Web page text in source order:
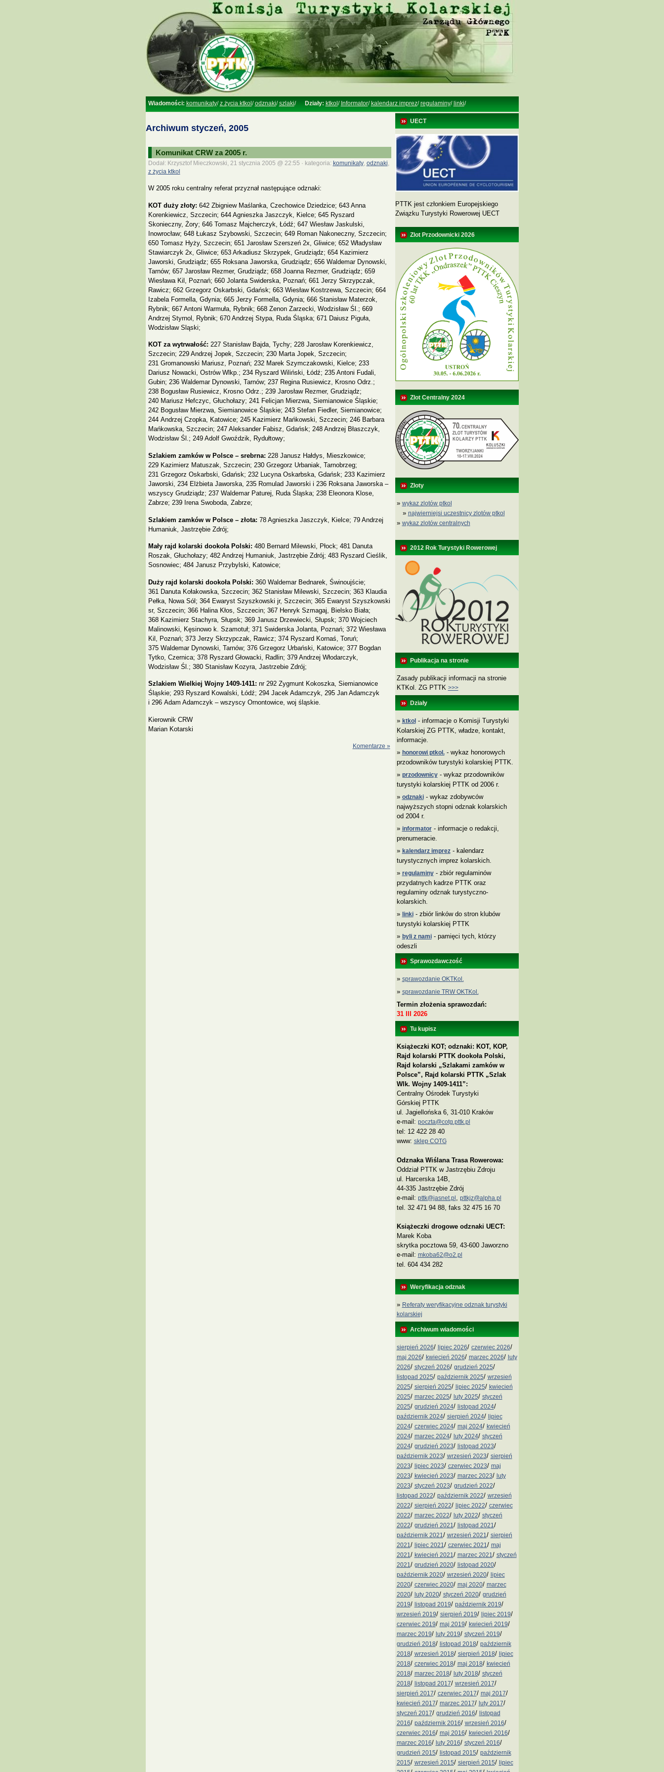
Wiadomości: komunikaty/z życia ktkol /odznaki/szlaki/ Działy: ktkol / Informator/ kalendarz imprez/regulaminy/ linki/
Archiwum styczeń, 2005
Komunikat CRW za 2005 r.
Dodał: Krzysztof Mieczkowski, 21 stycznia 2005 @ 22:55 · kategoria: komunikaty, odznaki
z życia ktkol
W 2005 roku centralny referat przyznał następujące odznaki:
KOT duży złoty: 642 Zbigniew Maślanka, Czechowice Dziedzice; 643 Anna
Korenkiewicz, Szczecin; 644 Agnieszka Jaszczyk, Kielce; 645 Ryszard
Skonieczny, Żory; 646 Tomasz Majcherczyk, Łódź; 647 Wiesław Jaskulski,
Inowrocław; 648 Łukasz Szybowski, Szczecin; 649 Roman Nakoneczny, Szczecin;
650 Tomasz Hyży, Szczecin; 651 Jarosław Szerszeń 2x, Gliwice; 652 Władysław
Stawiarczyk 2x, Gliwice; 653 Arkadiusz Skrzypek, Grudziądz; 654 Kazimierz
Jaworski, Grudziądz; 655 Roksana Jaworska, Grudziądz; 656 Waldemar Dynowski,
Tarnów; 657 Jarosław Rezmer, Grudziądz; 658 Joanna Rezmer, Grudziądz; 659
Wiesława Kil, Poznań; 660 Jolanta Swiderska, Poznań; 661 Jerzy Skrzypczak,
Rawicz; 662 Grzegorz Oskarbski, Gdańsk; 663 Wiesław Kostrzewa, Szczecin; 664
Izabela Formella, Gdynia; 665 Jerzy Formella, Gdynia; 666 Stanisław Materzok,
Rybnik; 667 Antoni Warmuła, Rybnik; 668 Zenon Zarzecki, Wodzisław Śl.; 669
Andrzej Styrnol, Rybnik; 670 Andrzej Stypa, Ruda Śląska; 671 Daiusz Piguła,
Wodzisław Sląski;
KOT za wytrwałość: 227 Stanisław Bajda, Tychy; 228 Jarosław Korenkiewicz,
Szczecin; 229 Andrzej Jopek, Szczecin; 230 Marta Jopek, Szczecin;
231 Gromanowski Mariusz, Poznań; 232 Marek Szymczakowski, Kielce; 233
Dariusz Nowacki, Ostrów Wlkp.; 234 Ryszard Wiliński, Łódź; 235 Antoni Fudali,
Gubin; 236 Waldemar Dynowski, Tarnów; 237 Regina Rusiewicz, Krosno Odrz.;
238 Bogusław Rusiewicz, Krosno Odrz.; 239 Jarosław Rezmer, Grudziądz;
240 Mariusz Hefczyc, Głuchołazy; 241 Felicjan Mierzwa, Siemianowice Śląskie;
242 Bogusław Mierzwa, Siemianowice Śląskie; 243 Stefan Fiedler, Siemianowice;
244 Andrzej Czopka, Katowice; 245 Kazimierz Mańkowski, Szczecin; 246 Barbara
Mańkowska, Szczecin; 247 Aleksander Fabisz, Gdańsk; 248 Andrzej Błaszczyk,
Wodzisław Śl.; 249 Adolf Gwoździk, Rydułtowy;
Szlakiem zamków w Polsce – srebrna: 228 Janusz Hałdys, Mieszkowice;
229 Kazimierz Matuszak, Szczecin; 230 Grzegorz Urbaniak, Tarnobrzeg;
231 Grzegorz Oskarbski, Gdańsk; 232 Lucyna Oskarbska, Gdańsk; 233 Kazimierz
Jaworski, 234 Elżbieta Jaworska, 235 Romulad Jaworski i 236 Roksana Jaworska –
wszyscy Grudziądz; 237 Waldemar Paturej, Ruda Śląska; 238 Eleonora Klose,
Zabrze; 239 Irena Swoboda, Zabrze;
Szlakiem zamków w Polsce – złota: 78 Agnieszka Jaszczyk, Kielce; 79 Andrzej
Humaniuk, Jastrzębie Zdrój;
Mały rajd kolarski dookoła Polski: 480 Bernard Milewski, Płock; 481 Danuta
Roszak, Głuchołazy; 482 Andrzej Humaniuk, Jastrzębie Zdrój; 483 Ryszard Cieślik,
Sosnowiec; 484 Janusz Przybylski, Katowice;
Duży rajd kolarski dookoła Polski: 360 Waldemar Bednarek, Świnoujście;
361 Danuta Kołakowska, Szczecin; 362 Stanisław Milewski, Szczecin; 363 Klaudia
Pełka, Nowa Sól; 364 Ewaryst Szyszkowski jr, Szczecin; 365 Ewaryst Szyszkowski
sr, Szczecin; 366 Halina Kłos, Szczecin; 367 Henryk Szmagaj, Bielsko Biała;
368 Kazimierz Stachyra, Słupsk; 369 Janusz Drzewiecki, Słupsk; 370 Wojciech
Malinowski, Kęsinowo k. Szamotuł; 371 Swiderska Jolanta, Poznań; 372 Wiesława
Kil, Poznań; 373 Jerzy Skrzypczak, Rawicz; 374 Ryszard Kornaś, Toruń;
375 Waldemar Dynowski, Tarnów; 376 Grzegorz Urbański, Katowice; 377 Bogdan
Tytko, Czernica; 378 Ryszard Głowacki, Radlin; 379 Andrzej Włodarczyk,
Wodzisław Śl.; 380 Stanisław Kozyra, Jastrzebie Zdrój;
Szlakiem Wielkiej Wojny 1409-1411: nr 292 Zygmunt Kokoszka, Siemianowice
Śląskie; 293 Ryszard Kowalski, Łódź; 294 Jacek Adamczyk, 295 Jan Adamczyk
i 296 Adam Adamczyk – wszyscy Ornontowice, woj śląskie.
Kierownik CRW
Marian Kotarski
Komentarze »
UECT
PTTK jest członkiem Europejskiego
Związku Turystyki Rowerowej UECT
Zlot Przodownicki 2026
Zlot Centralny 2024
Zloty
» wykaz zlotów ptkol
» najwierniejsi uczestnicy zlotów ptkol
» wykaz zlotów centralnych
2012 Rok Turystyki Rowerowej
Publikacja na stronie
Zasady publikacji informacji na stronie
KTKol. ZG PTTK >>>
Działy
» ktkol- informacje o Komisji Turystyki
Kolarskiej ZG PTTK, władze, kontakt,
informacje.
» honorowi ptkol.- wykaz honorowych
przodowników turystyki kolarskiej PTTK.
» przodownicy- wykaz przodowników
turystyki kolarskiej PTTK od 2006 r.
» odznaki- wykaz zdobywców
najwyższych stopni odznak kolarskich
od 2004 r.
» informator- informacje o redakcji,
prenumeracie.
» kalendarz imprez- kalendarz
turystycznych imprez kolarskich.
» regulaminy- zbiór regulaminów
przydatnych kadrze PTTK oraz
regulaminy odznak turystyczno-
kolarskich.
» linki- zbiór linków do stron klubów
turystyki kolarskiej PTTK
» byli z nami- pamięci tych, którzy
odeszli
Sprawozdawczość
» sprawozdanie OKTKol.
» sprawozdanie TRW OKTKol.
Termin złożenia sprawozdań:
31 III 2026
Tu kupisz
Książeczki KOT; odznaki: KOT, KOP,
Rajd kolarski PTTK dookoła Polski,
Rajd kolarski „Szlakami zamków w
Polsce”, Rajd kolarski PTTK „Szlak
Wlk. Wojny 1409-1411”:
Centralny Ośrodek Turystyki
Górskiej PTTK
ul. Jagiellońska 6, 31-010 Kraków
e-mail: poczta@cotg.pttk.pl
tel: 12 422 28 40
www: sklep COTG
Odznaka Wiślana Trasa Rowerowa:
Oddział PTTK w Jastrzębiu Zdroju
ul. Harcerska 14B,
44-335 Jastrzębie Zdrój
e-mail: pttk@jasnet.pl pttkjz@alpha.pl
tel. 32 471 94 88, faks 32 475 16 70
Książeczki drogowe odznaki UECT:
Marek Koba
skrytka pocztowa 59, 43-600 Jaworzno
e‑mail: mkoba62@o2.pl
tel. 604 434 282
Weryfikacja odznak
» Referaty weryfikacyjne odznak turystyki
kolarskiej
Archiwum wiadomości
sierpień 2026/ lipiec 2026/ czerwiec 2026/
maj 2026/ kwiecień 2026/ marzec 2026/ luty
2026/ styczeń 2026/ grudzień 2025/
listopad 2025/ październik 2025/ wrzesień
2025/ sierpień 2025/ lipiec 2025/ kwiecień
2025/ marzec 2025/ luty 2025/ styczeń
2025/ grudzień 2024/ listopad 2024/
październik 2024/ sierpień 2024/ lipiec
2024/ czerwiec 2024/ maj 2024/ kwiecień
2024/ marzec 2024/ luty 2024/ styczeń
2024/ grudzień 2023/ listopad 2023/
październik 2023/ wrzesień 2023/ sierpień
2023/ lipiec 2023/ czerwiec 2023/ maj
2023/ kwiecień 2023/ marzec 2023/ luty
2023/ styczeń 2023/ grudzień 2022/
listopad 2022/ październik 2022/ wrzesień
2022/ sierpień 2022/ lipiec 2022/ czerwiec
2022/ marzec 2022/ luty 2022/ styczeń
2022/ grudzień 2021 / listopad 2021 /
październik 2021 / wrzesień 2021 / sierpień
2021 / lipiec 2021 / czerwiec 2021 / maj
2021 / kwiecień 2021 / marzec 2021 / styczeń
2021 / grudzień 2020/ listopad 2020/
październik 2020/ wrzesień 2020/ lipiec
2020/ czerwiec 2020/ maj 2020/ marzec
2020/ luty 2020/ styczeń 2020/ grudzień
2019/ listopad 2019/ październik 2019/
wrzesień 2019/ sierpień 2019/ lipiec 2019/
czerwiec 2019/ maj 2019/ kwiecień 2019/
marzec 2019/ luty 2019/ styczeń 2019/
grudzień 2018/ listopad 2018/ październik
2018/ wrzesień 2018/ sierpień 2018/ lipiec
2018/ czerwiec 2018/ maj 2018/ kwiecień
2018/ marzec 2018/ luty 2018/ styczeń
2018/ listopad 2017/ wrzesień 2017/
sierpień 2017/ czerwiec 2017/ maj 2017/
kwiecień 2017/ marzec 2017/ luty 2017/
styczeń 2017/ grudzień 2016/ listopad
2016/ październik 2016/ wrzesień 2016/
czerwiec 2016/ maj 2016/ kwiecień 2016/
marzec 2016/ luty 2016/ styczeń 2016/
grudzień 2015/ listopad 2015/ październik
2015/ wrzesień 2015/ sierpień 2015/ lipiec